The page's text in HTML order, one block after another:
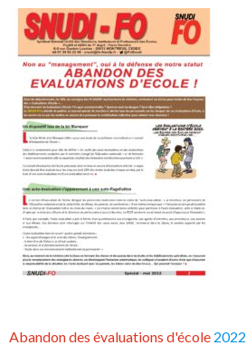
Abandon des évaluations d'école 2022